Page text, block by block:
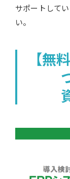
サポートして
い。
【無